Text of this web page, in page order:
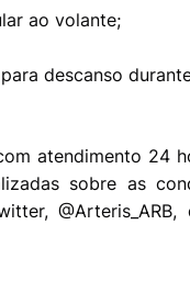
ao volante;
descanso
atendimento 24
sobre as